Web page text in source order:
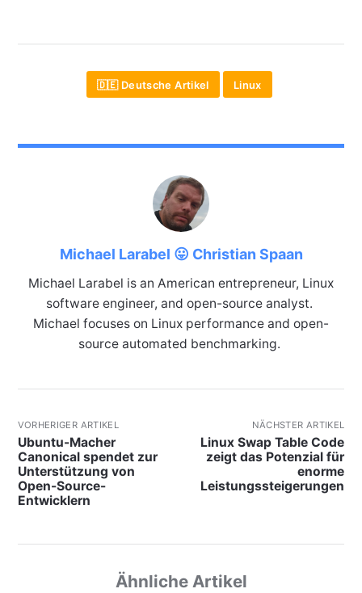
🇩🇪 Deutsche Artikel Linux
Michael Larabel 😛 Christian Spaan
Michael Larabel is an American entrepreneur, Linux
software engineer, and open-source analyst.
Michael focuses on Linux performance and open-
source automated benchmarking.
VORHERIGER ARTIKEL
Ubuntu-Macher
Canonical spendet zur
Unterstützung von
Open-Source-
Entwicklern
NÄCHSTER ARTIKEL
Linux Swap Table Code
zeigt das Potenzial für
enorme
Leistungssteigerungen
Ähnliche Artikel